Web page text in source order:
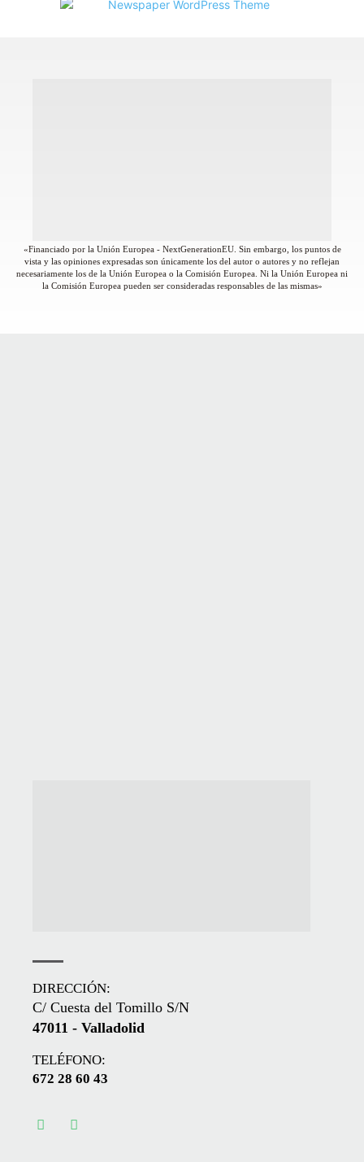
«Financiado por la Unión Europea - NextGenerationEU. Sin embargo, los puntos de
vista y las opiniones expresadas son únicamente los del autor o autores y no reflejan
necesariamente los de la Unión Europea o la Comisión Europea. Ni la Unión Europea ni
la Comisión Europea pueden ser consideradas responsables de las mismas»
DIRECCIÓN:
C/ Cuesta del Tomillo S/N
47011 - Valladolid
TELÉFONO:
672 28 60 43